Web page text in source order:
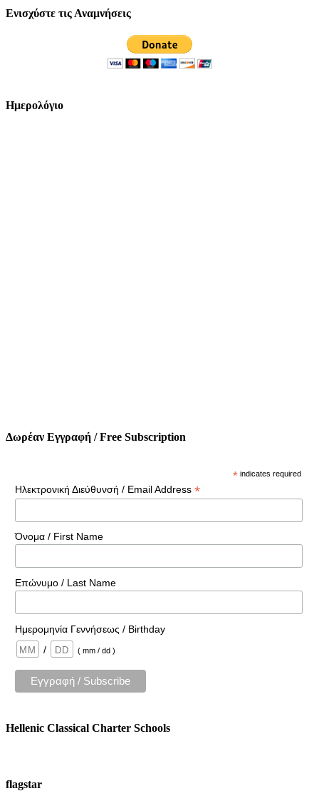
Ενισχύστε τις Αναμνήσεις
Ημερολόγιο
Δωρέαν Εγγραφή / Free Subscription
* indicates required
Ηλεκτρονική Διεύθυνσή / Email Address *
Όνομα / First Name
Επώνυμο / Last Name
Ημερομηνία Γεννήσεως / Birthday
/
( mm / dd )
Hellenic Classical Charter Schools
flagstar